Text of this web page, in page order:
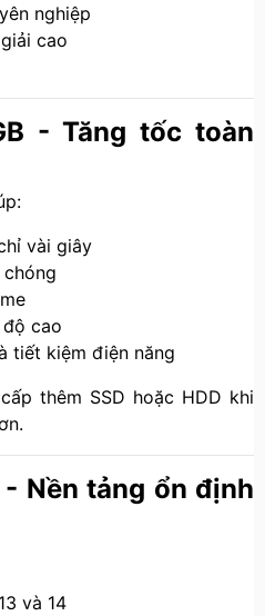
nghiệp
cao
- Tăng tốc toàn
vài giây
chóng
cao
tiết kiệm điện năng
thêm SSD hoặc HDD khi
Nền tảng ổn định
và 14